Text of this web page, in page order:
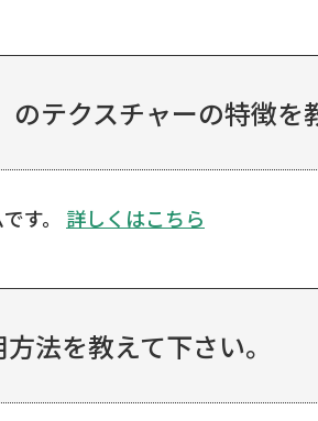
テクスチャーの特徴を
す。 詳しくはこちら
法を教えて下さい。